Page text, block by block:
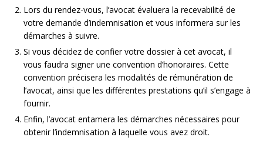
Lors du rendez-vous, l’avocat évaluera la recevabilité de
votre demande d’indemnisation et vous informera sur les
démarches à suivre.
Si vous décidez de confier votre dossier à cet avocat, il
vous faudra signer une convention d’honoraires. Cette
convention précisera les modalités de rémunération de
l’avocat, ainsi que les différentes prestations qu’il s’engage à
fournir.
Enfin, l’avocat entamera les démarches nécessaires pour
obtenir l’indemnisation à laquelle vous avez droit.